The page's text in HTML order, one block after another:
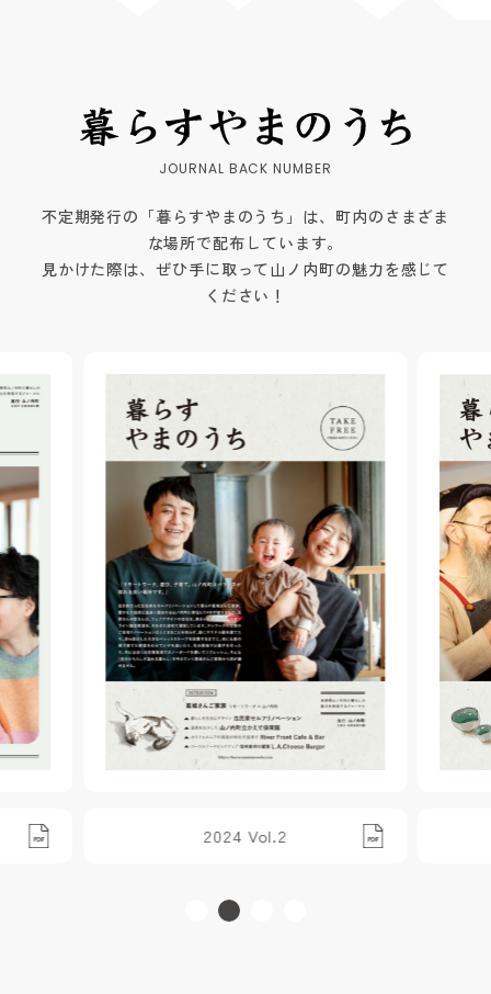
不定期発行の「暮らすやまのうち」は、町内のさまざま
な場所で配布しています。
見かけた際は、ぜひ手に取って山ノ内町の魅力を感じて
ください！
2024 Vol.2